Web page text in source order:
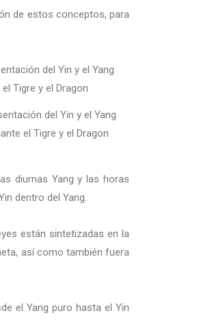
de estos conceptos, para
del Yin y el Yang
el Tigre y el Dragon
diurnas Yang y las horas
dentro del Yang.
están sintetizadas en la
así como también fuera
el Yang puro hasta el Yin